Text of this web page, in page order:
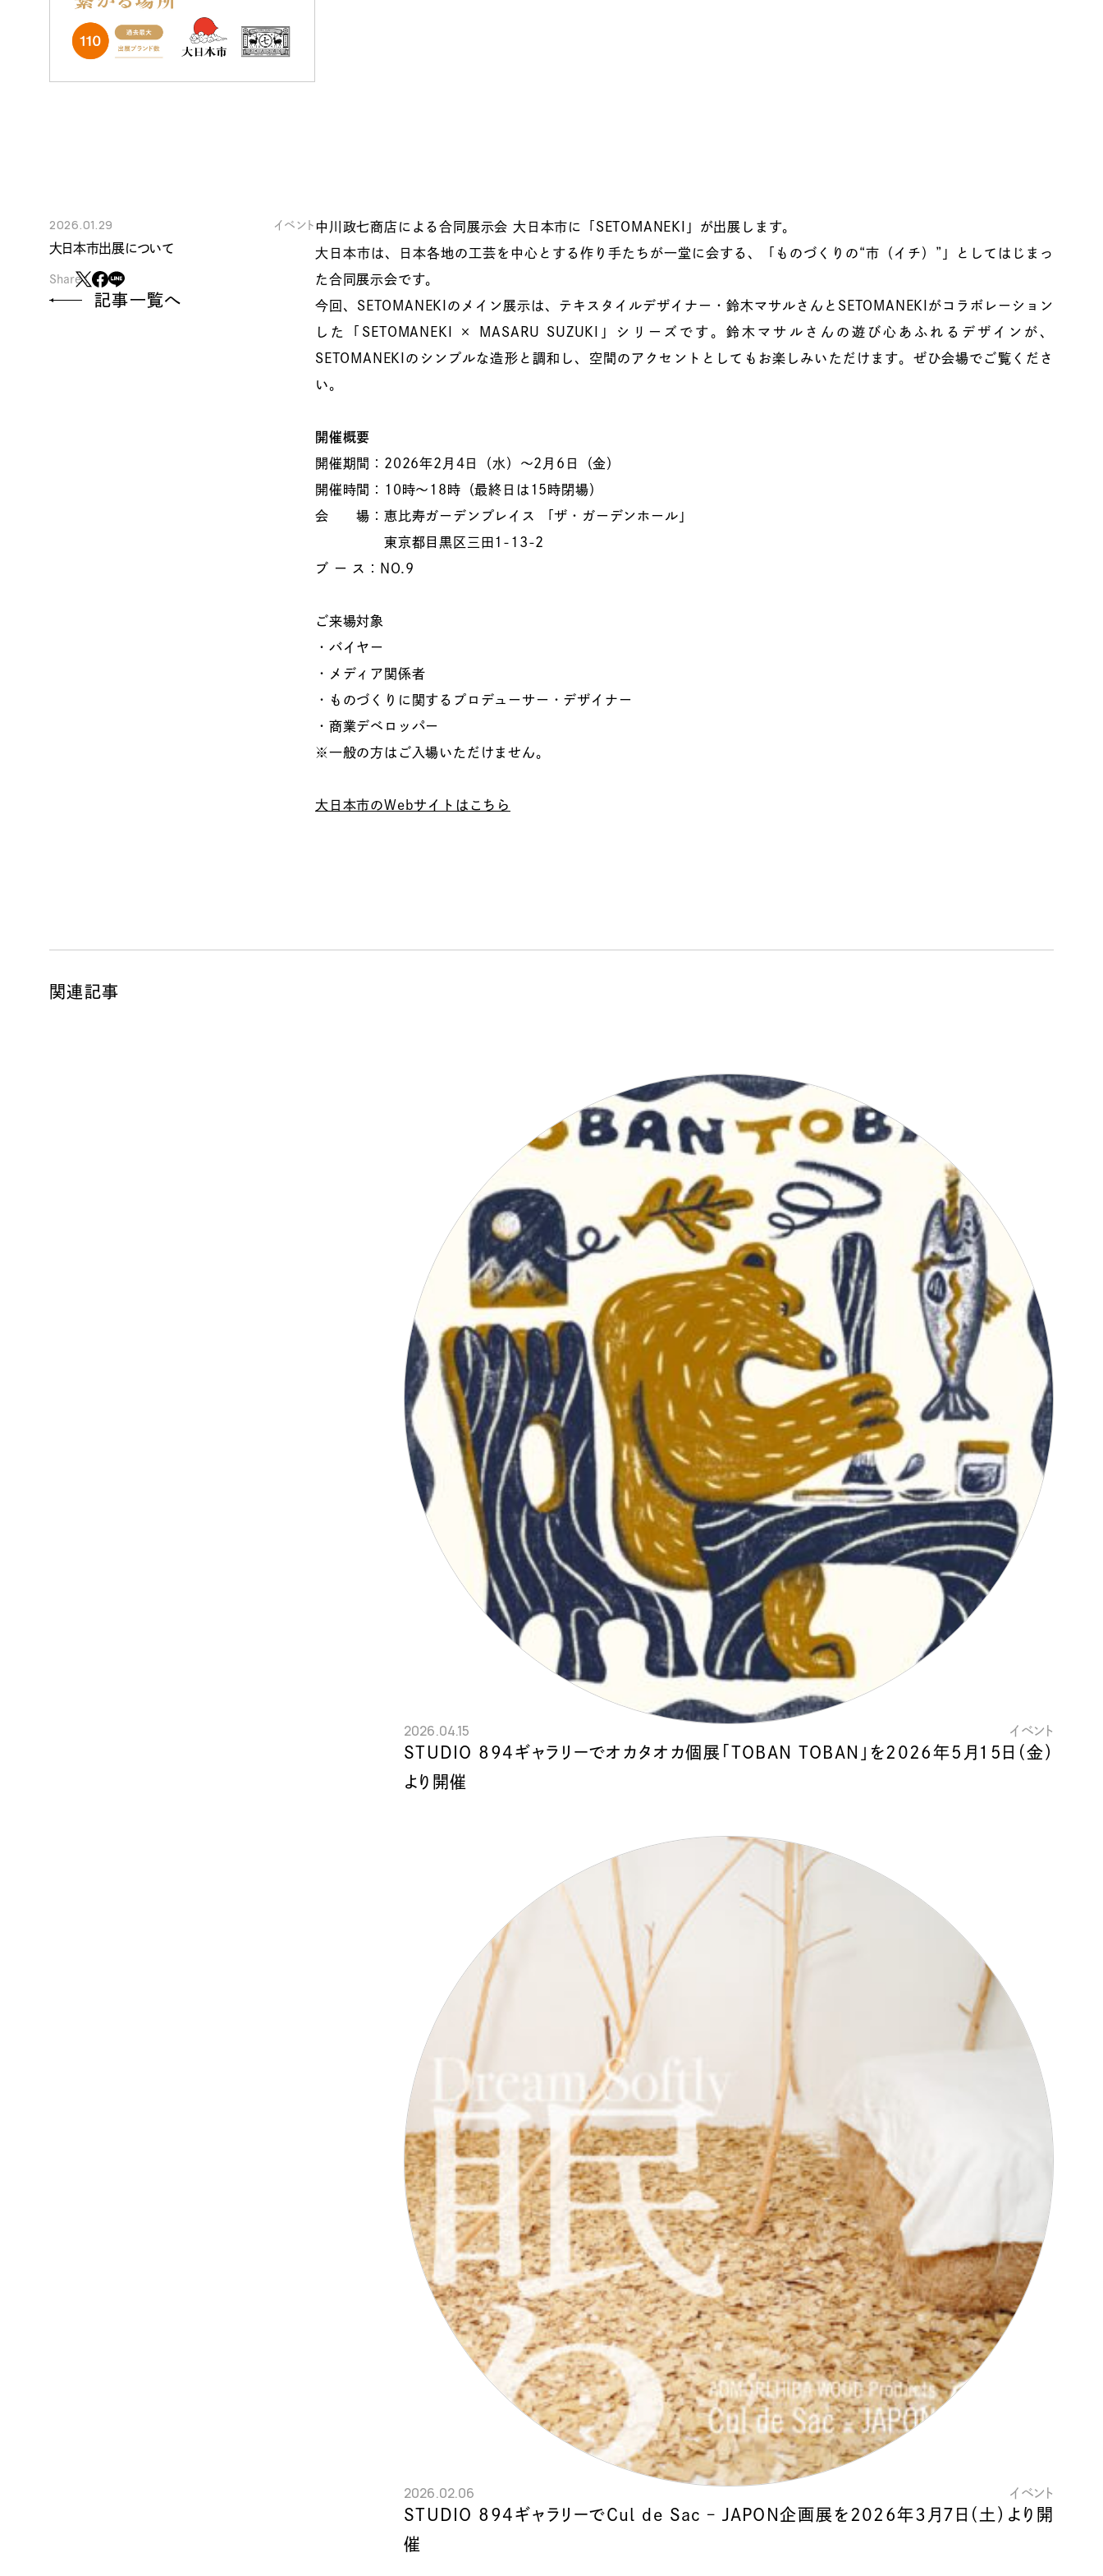
中川政七商店による合同展示会 大日本市に「SETOMANEKI」が出展します。
大日本市は、日本各地の工芸を中心とする作り手たちが一堂に会する、「ものづくりの“市（イチ）”」としてはじまっ
た合同展示会です。
今回、SETOMANEKIのメイン展示は、テキスタイルデザイナー・鈴木マサルさんとSETOMANEKIがコラボレーション
した「SETOMANEKI × MASARU SUZUKI」シリーズです。鈴木マサルさんの遊び心あふれるデザインが、
SETOMANEKIのシンプルな造形と調和し、空間のアクセントとしてもお楽しみいただけます。ぜひ会場でご覧くださ
い。
開催概要
開催期間：2026年2月4日（水）～2月6日（金）
開催時間：10時～18時（最終日は15時閉場）
会 場：恵比寿ガーデンプレイス 「ザ・ガーデンホール」
東京都目黒区三田1-13-2
ブ ー ス：NO.9
ご来場対象
・バイヤー
・メディア関係者
・ものづくりに関するプロデューサー・デザイナー
・商業デベロッパー
※一般の方はご入場いただけません。
大日本市のWebサイトはこちら
2026.01.29 イベント
大日本市出展について
Share :
記事一覧へ
関連記事
2026.04.15 イベント
STUDIO 894ギャラリーでオカタオカ個展「TOBAN TOBAN」を2026年5月15日（金）
より開催
2026.02.06 イベント
STUDIO 894ギャラリーでCul de Sac – JAPON企画展を2026年3月7日（土）より開
催